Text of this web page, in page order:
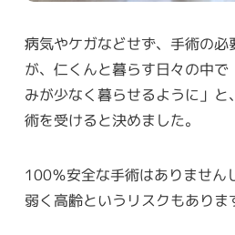
病気やケガなどせず、手術の必
が、仁くんと暮らす日々の中で
みが少なく暮らせるように」
術を受けると決めました。
100％安全な手術はありません
弱く高齢というリスクもありま